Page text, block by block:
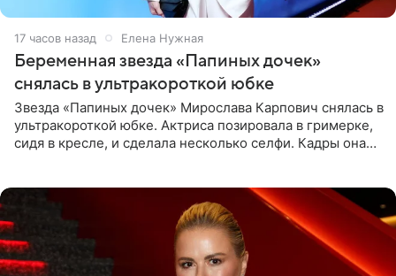
17 часов назад Елена Нужная
Беременная звезда «Папиных дочек»
снялась в ультракороткой юбке
Звезда «Папиных дочек» Мирослава Карпович снялась в
ультракороткой юбке. Актриса позировала в гримерке,
сидя в кресле, и сделала несколько селфи. Кадры она